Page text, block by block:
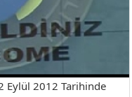
Eylül 2012 Tarihinde